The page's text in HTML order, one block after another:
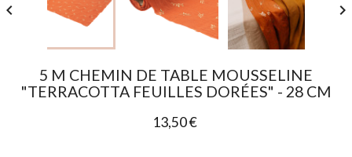
 
5 M CHEMIN DE TABLE MOUSSELINE
"TERRACOTTA FEUILLES DORÉES" - 28 CM
13,50 €